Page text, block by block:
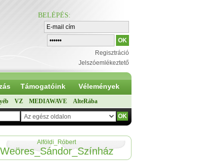
BELÉPÉS:
Regisztráció
Jelszóemlékeztető
Támogatóink Vélemények
VZ MEDIAWAVE AlteRába
Alföldi_Róbert
Weöres_Sándor_Színház